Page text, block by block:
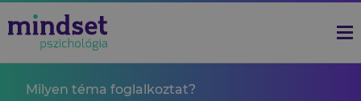
Milyen téma foglalkoztat?